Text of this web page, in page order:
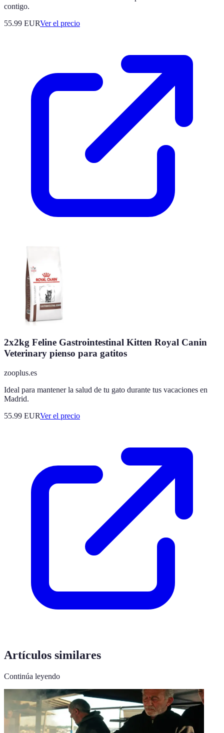
contigo.
55.99 EURVer el precio
2x2kg Feline Gastrointestinal Kitten Royal Canin
Veterinary pienso para gatitos
zooplus.es
Ideal para mantener la salud de tu gato durante tus vacaciones en
Madrid.
55.99 EURVer el precio
Artículos similares
Continúa leyendo